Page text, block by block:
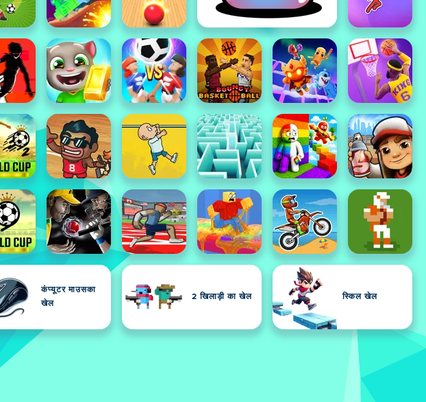
कंप्यूटर माउसका
खेल
2 खिलाड़ी का खेल स्किल खेल